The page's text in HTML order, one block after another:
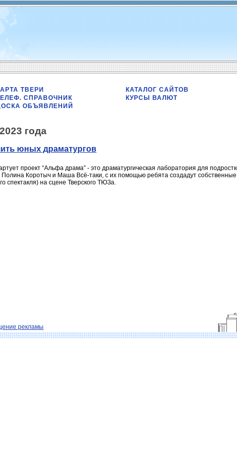
ТВЕРИ
СПРАВОЧНИК
ОБЪЯВЛЕНИЙ
КАТАЛОГ САЙТОВ
КУРСЫ ВАЛЮТ
года
юных драматургов
проект “Альфа драма” - это драматургическая лаборатория для
Полина Коротыч и Маша Всё-таки, с их помощью ребята создадут
спектакля) на сцене Тверского ТЮЗа.
рекламы